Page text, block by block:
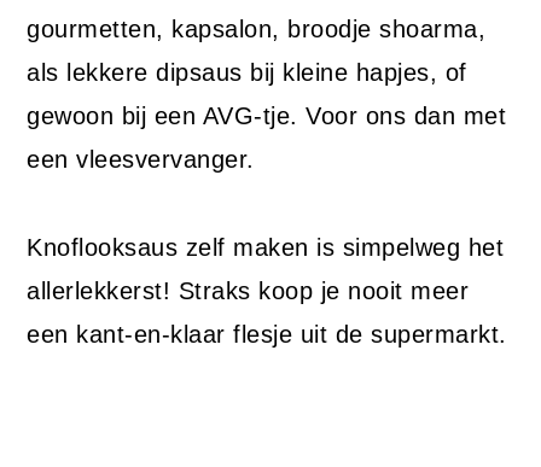
gourmetten, kapsalon, broodje shoarma,
als lekkere dipsaus bij kleine hapjes, of
gewoon bij een AVG-tje. Voor ons dan met
een vleesvervanger.
Knoflooksaus zelf maken is simpelweg het
allerlekkerst! Straks koop je nooit meer
een kant-en-klaar flesje uit de supermarkt.